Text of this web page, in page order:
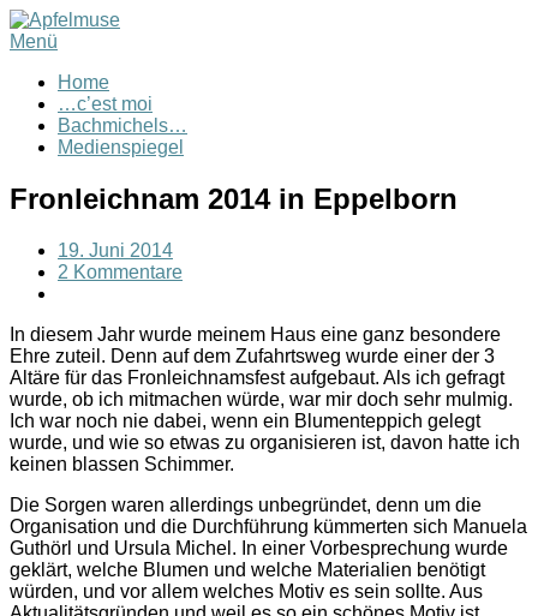
Menü
Home
…c’est moi
Bachmichels…
Medienspiegel
Fronleichnam 2014 in Eppelborn
19. Juni 2014
2 Kommentare
In diesem Jahr wurde meinem Haus eine ganz besondere
Ehre zuteil. Denn auf dem Zufahrtsweg wurde einer der 3
Altäre für das Fronleichnamsfest aufgebaut. Als ich gefragt
wurde, ob ich mitmachen würde, war mir doch sehr mulmig.
Ich war noch nie dabei, wenn ein Blumenteppich gelegt
wurde, und wie so etwas zu organisieren ist, davon hatte ich
keinen blassen Schimmer.
Die Sorgen waren allerdings unbegründet, denn um die
Organisation und die Durchführung kümmerten sich Manuela
Guthörl und Ursula Michel. In einer Vorbesprechung wurde
geklärt, welche Blumen und welche Materialien benötigt
würden, und vor allem welches Motiv es sein sollte. Aus